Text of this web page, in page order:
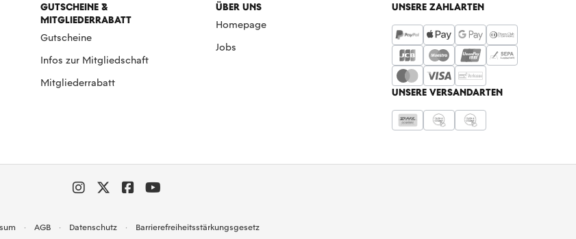
GUTSCHEINE &
MITGLIEDERRABATT
Gutscheine
Infos zur Mitgliedschaft
Mitgliederrabatt
ÜBER UNS
Homepage
Jobs
UNSERE ZAHLARTEN
UNSERE VERSANDARTEN
AGB Datenschutz Barrierefreiheitsstärkungsgesetz